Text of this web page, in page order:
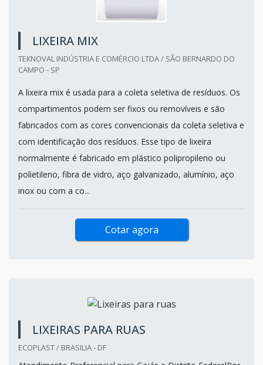
LIXEIRA MIX
TEKNOVAL INDÚSTRIA E COMÉRCIO LTDA / SÃO BERNARDO DO
CAMPO - SP
A lixeira mix é usada para a coleta seletiva de resíduos. Os
compartimentos podem ser fixos ou removíveis e são
fabricados com as cores convencionais da coleta seletiva e
com identificação dos resíduos. Esse tipo de lixeira
normalmente é fabricado em plástico polipropileno ou
polietileno, fibra de vidro, aço galvanizado, alumínio, aço
inox ou com a co...
Cotar agora